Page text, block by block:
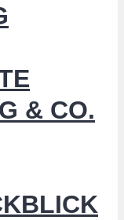
& CO.